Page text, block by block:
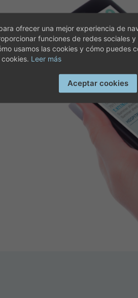
de
la App de Juaneda. Con
indicarnos tu posición
de manera más eficaz.
ofrecer una mejor experiencia de
funciones de redes sociales
usamos las cookies y cómo puedes
Leer más
Aceptar cookies